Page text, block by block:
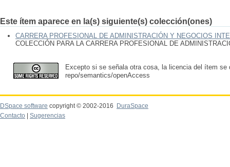
Este ítem aparece en la(s) siguiente(s) colección(ones)
CARRERA PROFESIONAL DE ADMINISTRACIÓN Y NEGOCIOS
COLECCIÓN PARA LA CARRERA PROFESIONAL DE
Excepto si se señala otra cosa, la licencia del ítem se
repo/semantics/openAccess
DSpace software copyright © 2002-2016
DuraSpace
Contacto
Sugerencias